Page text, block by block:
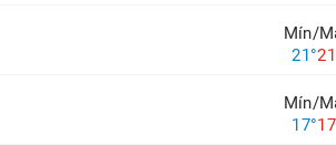
Mín/
21°
Mín/
17°